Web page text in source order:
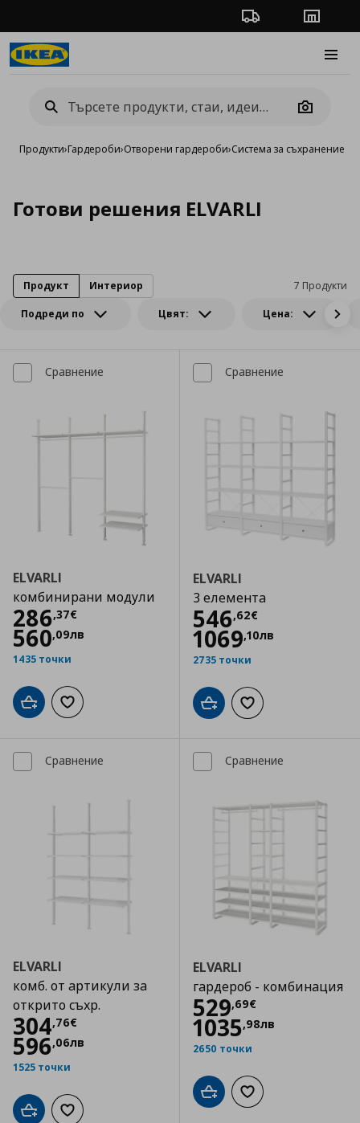
Проследяване на
Camera
Продукти›Гардероби›Отворени гардероби›Система за съхранение
Готови решения ELVARLI
Подреди по Цвят: Цена:
7 Продукти
Продукт Интериор
Сравнение
ELVARLI
комбинирани модули
286,37€
Цена
560,09лв
1435 точки
Добави в кошницата
Добави към списъка с любими
Сравнение
ELVARLI
3 елемента
546,62€
Цена546,62 €
1069,10лв
2735 точки
Добави в кошницата
Добави към
Сравнение
ELVARLI
комб. от артикули за
открито съхр.
304,76€
Цена
596,06лв
1525 точки
Добави в кошницата
Добави към списъка с любими
Сравнение
ELVARLI
гардероб - комбинация
529,69€
Цена
1035,98лв
2650 точки
Добави в кошницата
Добави към